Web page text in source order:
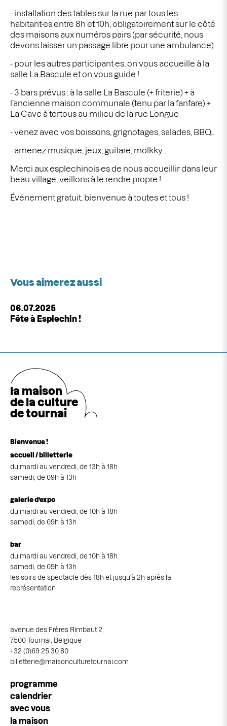
- installation des tables sur la rue par tous les
habitant·es entre 8h et 10h, obligatoirement sur le côté
des maisons aux numéros pairs (par sécurité, nous
devons laisser un passage libre pour une ambulance)
- pour les autres participant·es, on vous accueille à la
salle La Bascule et on vous guide !
- 3 bars prévus : à la salle La Bascule (+ friterie) + à
l’ancienne maison communale (tenu par la fanfare) +
La Cave à tertous au milieu de la rue Longue
- venez avec vos boissons, grignotages, salades, BBQ…
- amenez musique, jeux, guitare, molkky…
Merci aux esplechinois·es de nous accueillir dans leur
beau village, veillons à le rendre propre !
Événement gratuit, bienvenue à toutes et tous !
Vous aimerez aussi
06.07.2025
Fête à Esplechin !
la maison
de la culture
de tournai
Bienvenue !
accueil / billetterie
du mardi au vendredi, de 13h à 18h
samedi, de 09h à 13h
galerie d’expo
du mardi au vendredi, de 10h à 18h
samedi, de 09h à 13h
bar
du mardi au vendredi, de 10h à 18h
samedi, de 09h à 13h
les soirs de spectacle dès 18h et jusqu'à 2h après la
représentation
avenue des Frères Rimbaut 2,
7500 Tournai, Belgique
+32 (0)69 25 30 80
billetterie@maisonculturetournai.com
Navigation
principale
programme
calendrier
avec vous
la maison